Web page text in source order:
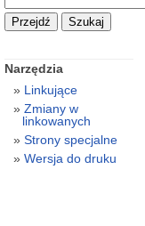
Narzędzia
Linkujące
Zmiany w
linkowanych
Strony specjalne
Wersja do druku